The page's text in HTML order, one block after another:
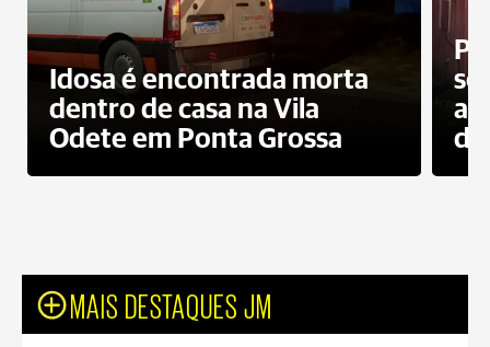
Idosa é encontrada morta
dentro de casa na Vila
Odete em Ponta Grossa
do
MAIS DESTAQUES JM